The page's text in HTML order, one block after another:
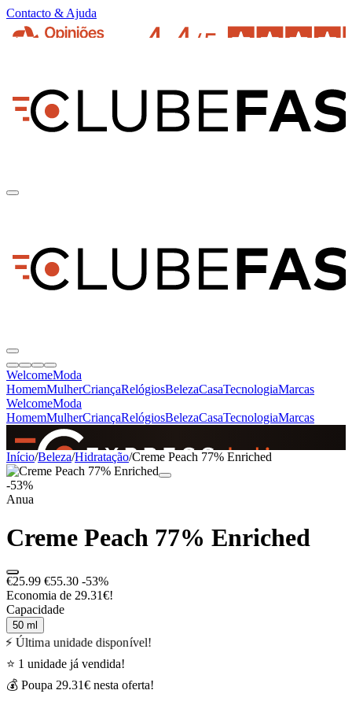
Contacto & Ajuda
WelcomeModa
HomemMulherCriançaRelógiosBelezaCasaTecnologiaMarcas
WelcomeModa
HomemMulherCriançaRelógiosBelezaCasaTecnologiaMarcas
SINCE 2005
Início/Beleza/Hidratação/Creme Peach 77% Enriched
-53%
Anua
Creme Peach 77% Enriched
€25.99 €55.30 -53%
Economia de 29.31€!
Capacidade
50 ml
⚡ Última unidade disponível!
⭐ 1 unidade já vendida!
💰 Poupa 29.31€ nesta oferta!